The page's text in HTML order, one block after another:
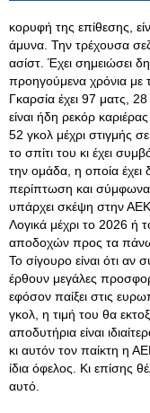
κορυφή της επίθεσης,
άμυνα. Την τρέχουσα
ασίστ. Έχει σημειώσει
προηγούμενα χρόνια
Γκαρσία έχει 97 ματς,
είναι ήδη ρεκόρ
52 γκολ μέχρι στιγμής
το σπίτι του κι έχει
την ομάδα, η οποία έχει
περίπτωση και σύμφωνα
υπάρχει σκέψη στην
Λογικά μέχρι το 2026
αποδοχών προς τα πάνω.
Το σίγουρο είναι ότι αν
έρθουν μεγάλες
εφόσον παίξει στις
γκολ, η τιμή του θα
αποδυτήρια είναι
κι αυτόν τον παίκτη η
ίδια όφελος. Κι επίσης
αυτό.